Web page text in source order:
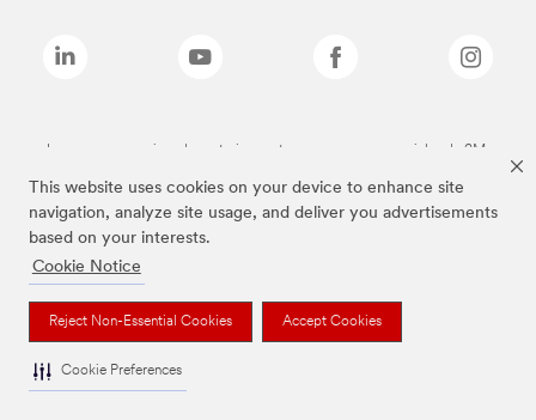
This website uses cookies on your device to enhance site
navigation, analyze site usage, and deliver you advertisements
based on your interests.
Cookie Notice
Reject Non-Essential Cookies Accept Cookies
Cookie Preferences
Las marcas mencionadas anteriormente son marcas comerciales de 3M.